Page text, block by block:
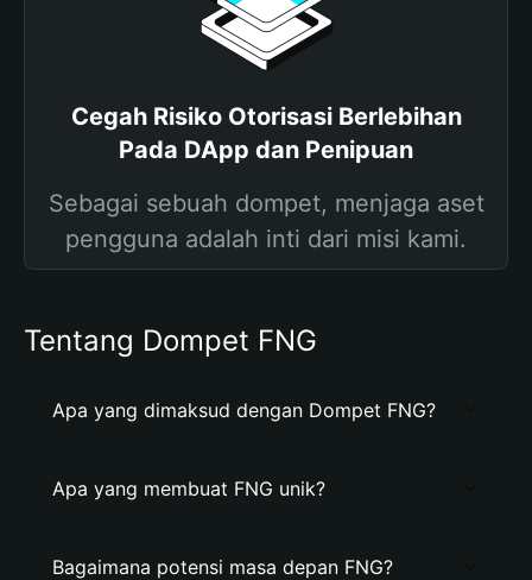
Cegah Risiko Otorisasi Berlebihan
Pada DApp dan Penipuan
Sebagai sebuah dompet, menjaga aset
pengguna adalah inti dari misi kami.
Tentang Dompet FNG
Apa yang dimaksud dengan Dompet FNG?
Apa yang membuat FNG unik?
Bagaimana potensi masa depan FNG?